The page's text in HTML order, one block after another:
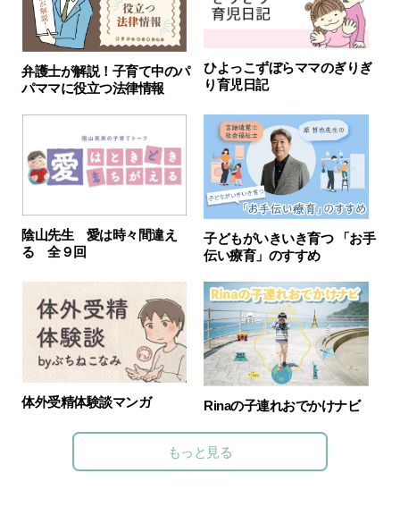
弁護士が解説！子育て中のパ
パママに役立つ法律情報
ひよっこずぼらママのぎりぎ
り育児日記
陰山先生 愛は時々間違え
る 全９回
子どもがいきいき育つ 「お手
伝い療育」のすすめ
体外受精体験談マンガ Rinaの子連れおでかけナビ
もっと見る